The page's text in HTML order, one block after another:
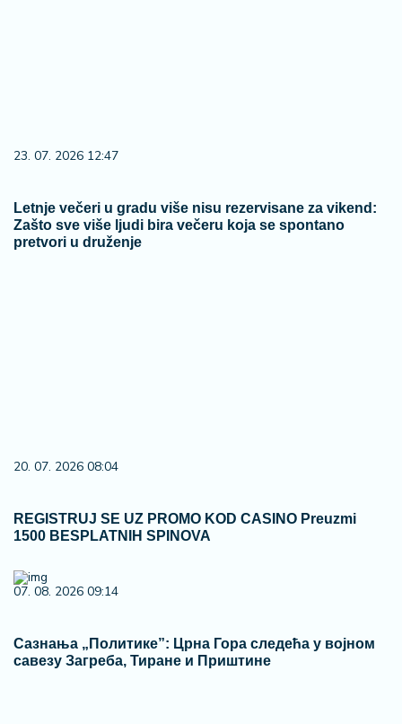
23. 07. 2026 12:47
Letnje večeri u gradu više nisu rezervisane za vikend:
Zašto sve više ljudi bira večeru koja se spontano
pretvori u druženje
20. 07. 2026 08:04
REGISTRUJ SE UZ PROMO KOD CASINO Preuzmi
1500 BESPLATNIH SPINOVA
07. 08. 2026 09:14
Сазнања „Политике”: Црна Гора следећа у војном
савезу Загреба, Тиране и Приштине